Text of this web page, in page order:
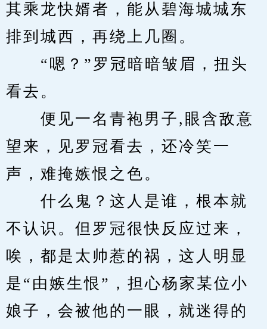
其乘龙快婿者，能从碧海城城东
排到城西，再绕上几圈。
“嗯？”罗冠暗暗皱眉，扭头
看去。
便见一名青袍男子,眼含敌意
望来，见罗冠看去，还冷笑一
声，难掩嫉恨之色。
什么鬼？这人是谁，根本就
不认识。但罗冠很快反应过来，
唉，都是太帅惹的祸，这人明显
是“由嫉生恨”，担心杨家某位小
娘子，会被他的一眼，就迷得的